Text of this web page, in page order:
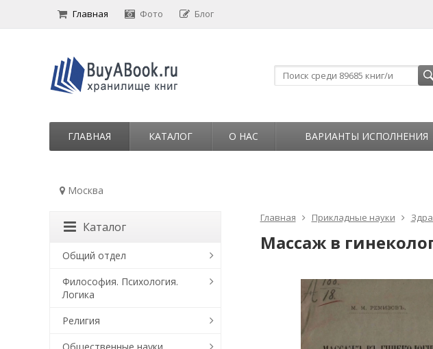
Главная Фото Блог
ГЛАВНАЯ КАТАЛОГ О НАС ВАРИАНТЫ ИСПОЛНЕНИЯ
Москва
Главная Прикладные науки
Массаж в
Каталог
Общий отдел
Философия. Психология.
Логика
Религия